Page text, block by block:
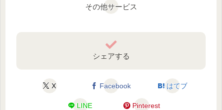
その他サービス
シェアする
X Facebook はてブ
LINE Pinterest